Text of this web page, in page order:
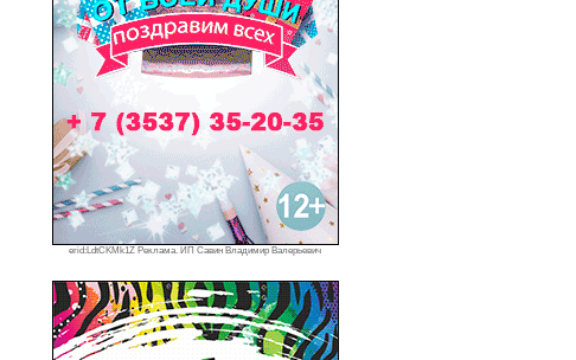
erid:LdtCKMk1Z Реклама. ИП Савин Владимир Валерьевич